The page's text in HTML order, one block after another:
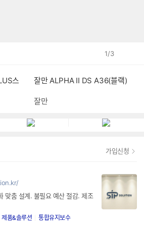
1/3
스
맞춤 설계. 불필요 예산 절감. 제조